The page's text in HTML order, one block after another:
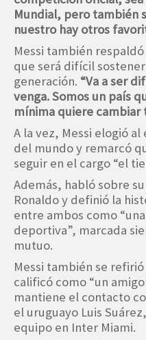
Mundial, pero también
nuestro hay otros
Messi también
que será difícil
generación. “Va a ser
venga. Somos un país
mínima quiere cambiar
A la vez, Messi elogió
del mundo y remarcó
seguir en el cargo “el
Además, habló sobre
Ronaldo y definió la
entre ambos como
deportiva”, marcada
mutuo.
Messi también se
calificó como “un
mantiene el contacto
el uruguayo Luis
equipo en Inter Miami.